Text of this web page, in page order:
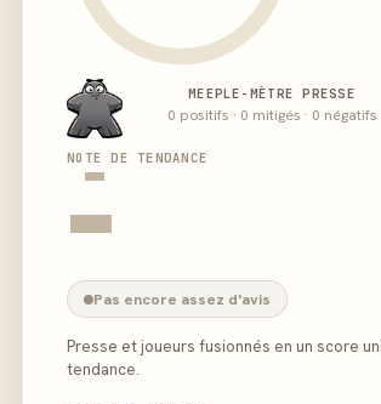
-
MEEPLE-MÈTRE PRESSE
0 positifs · 0 mitigés · 0 négatifs
NOTE DE TENDANCE
-
Pas encore assez d'avis
Presse et joueurs fusionnés en un score
tendance.